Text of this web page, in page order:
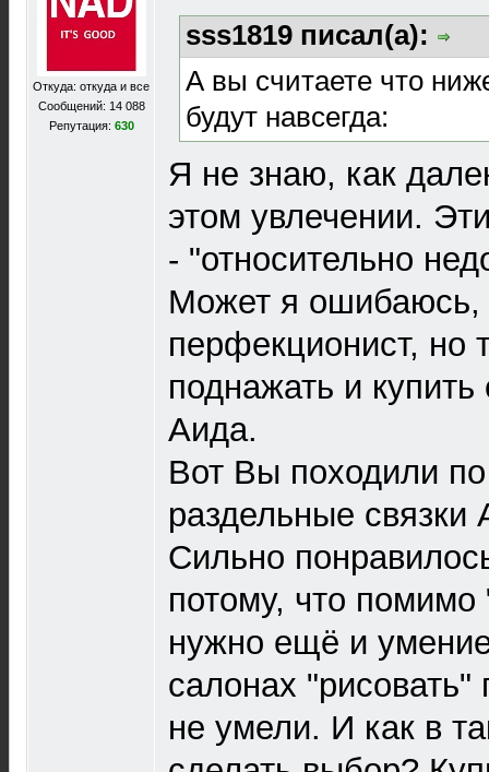
Откуда: откуда и все
Сообщений: 14 088
Репутация: 630
sss1819 писал(а):
А вы считаете что
будут навсегда:
Я не знаю, как
этом увлечении.
- "относительно
Может я
перфекционист, но
поднажать и
Аида.
Вот Вы походили
раздельные связки
Сильно
потому, что помимо
нужно ещё и
салонах "рисовать"
не умели. И как в